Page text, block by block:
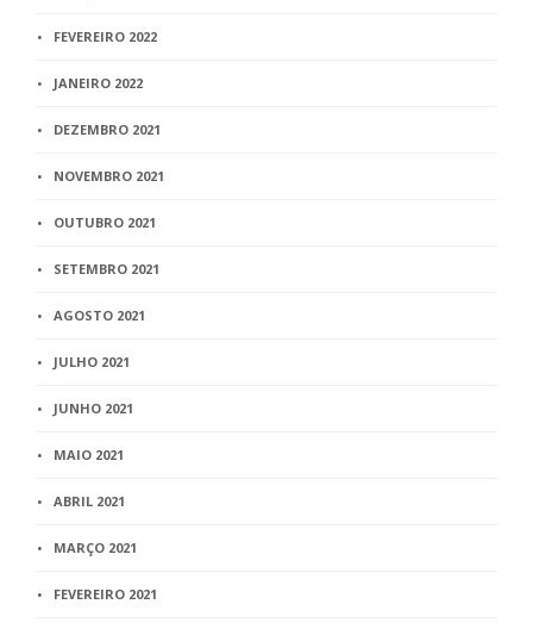
FEVEREIRO 2022
JANEIRO 2022
DEZEMBRO 2021
NOVEMBRO 2021
OUTUBRO 2021
SETEMBRO 2021
AGOSTO 2021
JULHO 2021
JUNHO 2021
MAIO 2021
ABRIL 2021
MARÇO 2021
FEVEREIRO 2021